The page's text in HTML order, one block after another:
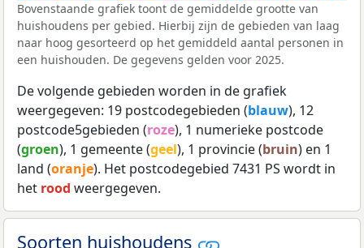
Bovenstaande grafiek toont de gemiddelde grootte van
huishoudens per gebied. Hierbij zijn de gebieden van laag
naar hoog gesorteerd op het gemiddeld aantal personen in
een huishouden. De gegevens gelden voor 2025.
De volgende gebieden worden in de grafiek
weergegeven: 19 postcodegebieden (blauw), 12
postcode5gebieden (roze), 1 numerieke postcode
(groen), 1 gemeente (geel), 1 provincie (bruin) en 1
land (oranje). Het postcodegebied 7431 PS wordt in
het rood weergegeven.
Soorten huishoudens